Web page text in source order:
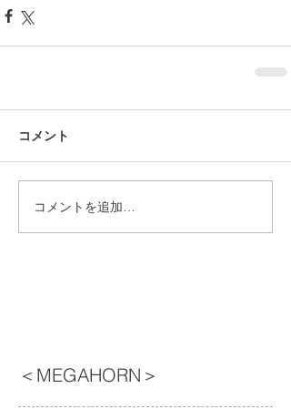
コメント
コメントを追加…
＜MEGAHORN＞